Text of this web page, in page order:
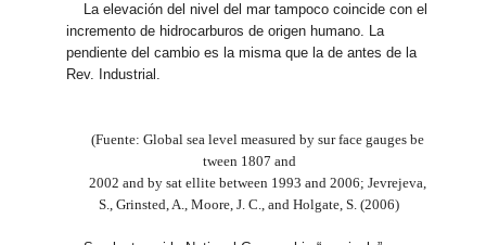
La elevación del nivel del mar tampoco coincide con el
incremento de hidrocarburos de origen humano. La
pendiente del cambio es la misma que la de antes de la
Rev. Industrial.
(Fuente: Global sea level measured by sur face gauges be
tween 1807 and
2002 and by sat ellite between 1993 and 2006; Jevrejeva,
S., Grinsted, A., Moore, J. C., and Holgate, S. (2006)